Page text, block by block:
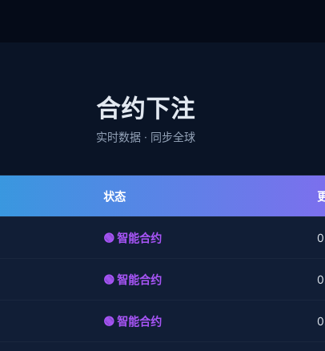
合约下注
实时数据 · 同步全球
状态
🟢 智能合约
🟢 智能合约
🟢 智能合约